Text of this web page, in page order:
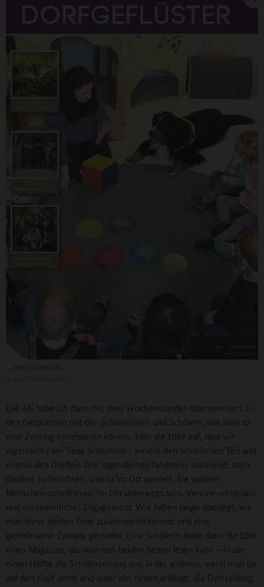
Die AG habe ich dann mit zwei Wochenstunden übernommen. In
den Gesprächen mit den Schülerinnen und Schülern, wie man so
eine Zeitung konzipieren könnte, kam die Idee auf, dass wir
eigentlich zwei Teile bräuchten – einmal den schulischen Teil und
einmal den Dorfteil. Die Jugendlichen fanden es spannend, auch
darüber zu berichten, was so im Ort passiert. Sie wollten
Menschen porträtieren, im Ort unterwegs sein, Vereine vorstellen
und ehrenamtliches Engagement. Wie haben lange überlegt, wie
man diese beiden Teile zusammenbekommt und eine
gemeinsame Zeitung gestaltet. Eine Schülerin hatte dann die Idee
eines Magazins, das man von beiden Seiten lesen kann – in der
einen Hälfte die Schülerzeitung und in der anderen, wenn man sie
auf den Kopf dreht und quasi von hinten anfängt, die Dorfzeitung.